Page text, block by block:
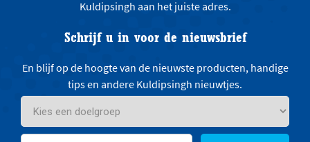
Kuldipsingh aan het juiste adres.
Schrijf u in voor de nieuwsbrief
En blijf op de hoogte van de nieuwste producten, handige
tips en andere Kuldipsingh nieuwtjes.